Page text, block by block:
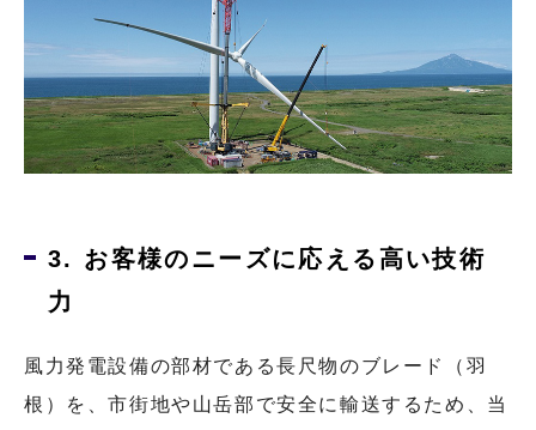
3. お客様のニーズに応える高い技術
力
風力発電設備の部材である長尺物のブレード（羽
根）を、市街地や山岳部で安全に輸送するため、当